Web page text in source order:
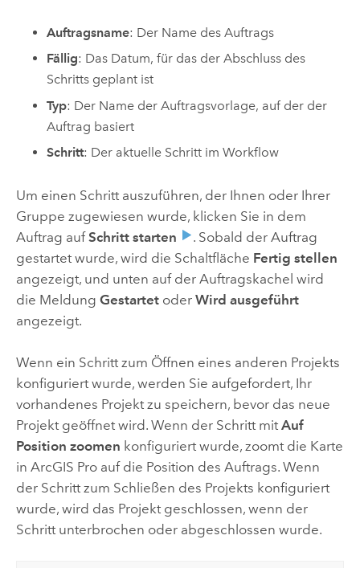
Auftragsname: Der Name des Auftrags
Fällig: Das Datum, für das der Abschluss des
Schritts geplant ist
Typ: Der Name der Auftragsvorlage, auf der der
Auftrag basiert
Schritt: Der aktuelle Schritt im Workflow
Um einen Schritt auszuführen, der Ihnen oder Ihrer
Gruppe zugewiesen wurde, klicken Sie in dem
Auftrag aufSchritt starten
. Sobald der Auftrag
gestartet wurde, wird die Schaltfläche Fertig stellen
angezeigt, und unten auf der Auftragskachel wird
die Meldung Gestartetoder Wird ausgeführt
angezeigt.
Wenn ein Schritt zum Öffnen eines anderen Projekts
konfiguriert wurde, werden Sie aufgefordert, Ihr
vorhandenes Projekt zu speichern, bevor das neue
Projekt geöffnet wird. Wenn der Schritt mit Auf
Position zoomen konfiguriert wurde, zoomt die Karte
in ArcGIS Proauf die Position des Auftrags. Wenn
der Schritt zum Schließen des Projekts konfiguriert
wurde, wird das Projekt geschlossen, wenn der
Schritt unterbrochen oder abgeschlossen wurde.